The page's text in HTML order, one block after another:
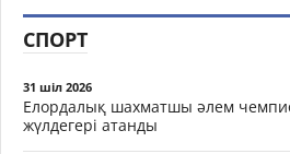
СПОРТ
31 шіл 2026
Елордалық шахматшы әлем
жүлдегері атанды